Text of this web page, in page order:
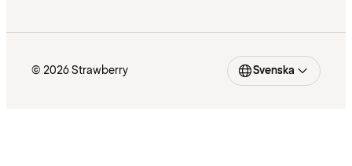
© 2026 Strawberry Svenska